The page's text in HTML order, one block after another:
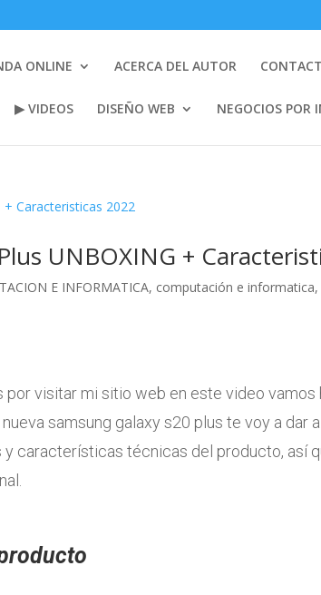
ONLINE ACERCA DEL AUTOR
▶ VIDEOS DISEÑO WEB NEGOCIOS POR
UNBOXING +
E INFORMATICA, computación e informatica,
por visitar mi sitio web en este video vamos
samsung galaxy s20 plus te voy a dar
y características técnicas del producto, así